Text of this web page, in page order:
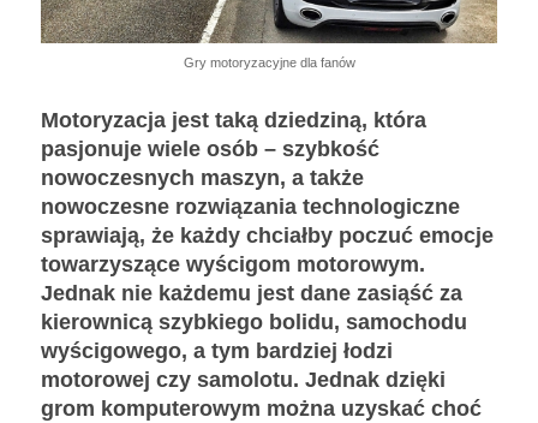
Gry motoryzacyjne dla fanów
Motoryzacja jest taką dziedziną, która
pasjonuje wiele osób – szybkość
nowoczesnych maszyn, a także
nowoczesne rozwiązania technologiczne
sprawiają, że każdy chciałby poczuć emocje
towarzyszące wyścigom motorowym.
Jednak nie każdemu jest dane zasiąść za
kierownicą szybkiego bolidu, samochodu
wyścigowego, a tym bardziej łodzi
motorowej czy samolotu. Jednak dzięki
grom komputerowym można uzyskać choć